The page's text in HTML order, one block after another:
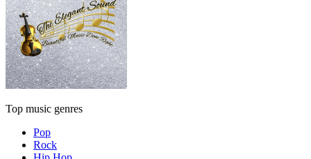
Top music genres
Pop
Rock